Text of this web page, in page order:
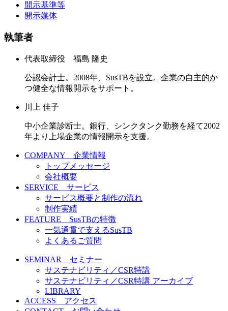
開示基準等
開示媒体
執筆者
代表取締役 福島 隆史
公認会計士。2008年、SusTBを設立。企業の自主的か
つ健全な情報開示をサポート。
川上 佳子
中小企業診断士。銀行、シンクタンク勤務を経て2002
年より上場企業の情報開示を支援。
COMPANY 企業情報
トップメッセージ
会社概要
SERVICE サービス
サービス概要と制作の流れ
制作実績
FEATURE SusTBの特徴
一気通貫で支えるSusTB
よくあるご質問
SEMINAR セミナー
サステナビリティ／CSR特講
サステナビリティ／CSR特講 アーカイブ
LIBRARY
ACCESS アクセス